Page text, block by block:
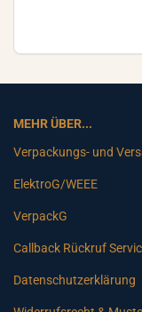
MEHR ÜBER...
Verpackungs- und
ElektroG/WEEE
VerpackG
Callback Rückruf
Datenschutzerklärung